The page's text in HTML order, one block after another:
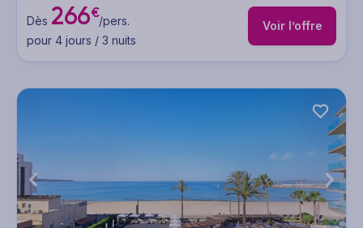
Dès 266€/pers.
pour 4 jours / 3 nuits
Voir l’offre